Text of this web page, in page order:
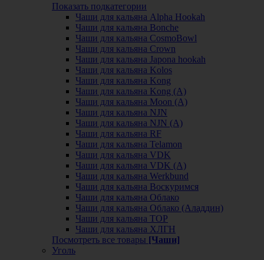
Показать подкатегории
Чаши для кальяна Alpha Hookah
Чаши для кальяна Bonche
Чаши для кальяна CosmoBowl
Чаши для кальяна Crown
Чаши для кальяна Japona hookah
Чаши для кальяна Kolos
Чаши для кальяна Kong
Чаши для кальяна Kong (A)
Чаши для кальяна Moon (А)
Чаши для кальяна NJN
Чаши для кальяна NJN (А)
Чаши для кальяна RF
Чаши для кальяна Telamon
Чаши для кальяна VDK
Чаши для кальяна VDK (А)
Чаши для кальяна Werkbund
Чаши для кальяна Воскуримся
Чаши для кальяна Облако
Чаши для кальяна Облако (Аладдин)
Чаши для кальяна ТОР
Чаши для кальяна ХЛГН
Посмотреть все товары [Чаши]
Уголь